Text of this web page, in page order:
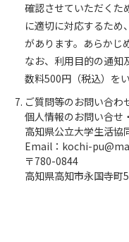
確認させていただくた
に適切に対応するため
があります。あらかじ
なお、利用目的の通知
数料500円（税込）を
ご質問等のお問い合わ
個人情報のお問い合せ
高知県公立大学生活協
Email：kochi-
〒780-0844
高知県高知市永国寺町